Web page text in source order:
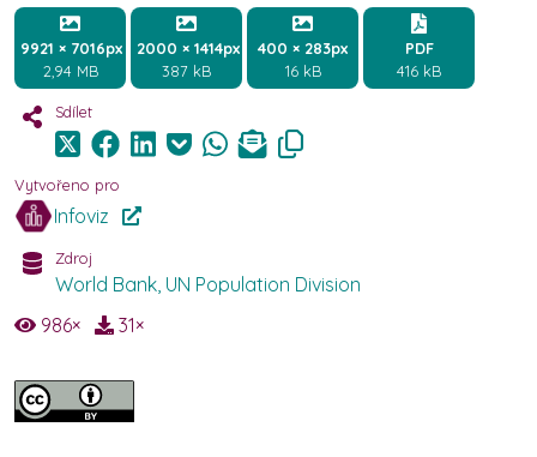
9921 × 7016px
2,94 MB
2000 × 1414px
387 kB
400 × 283px
16 kB
PDF
416 kB
Sdílet
Vytvořeno pro
Infoviz
Zdroj
World Bank, UN Population Division
986× 31×